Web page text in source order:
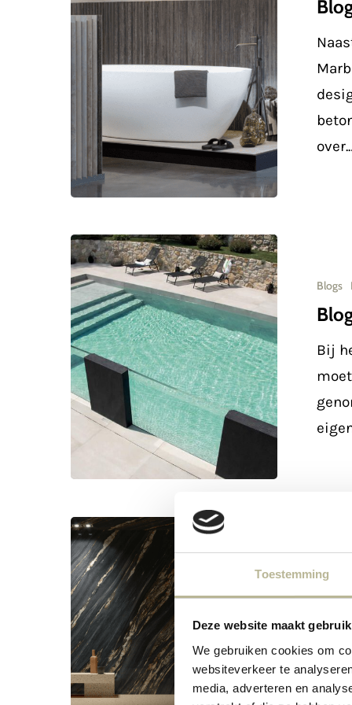
Toestemming
Deze website maakt
We gebruiken cookies om
websiteverkeer te
media, adverteren en
Specials
Blogs
Bij
#3:
“Slabs,
te
wel
XXL